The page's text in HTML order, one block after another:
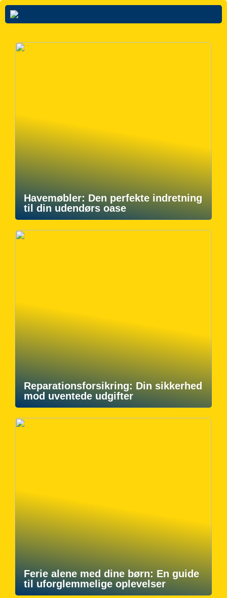
Havemøbler: Den perfekte indretning
til din udendørs oase
Reparationsforsikring: Din sikkerhed
mod uventede udgifter
Ferie alene med dine børn: En guide
til uforglemmelige oplevelser